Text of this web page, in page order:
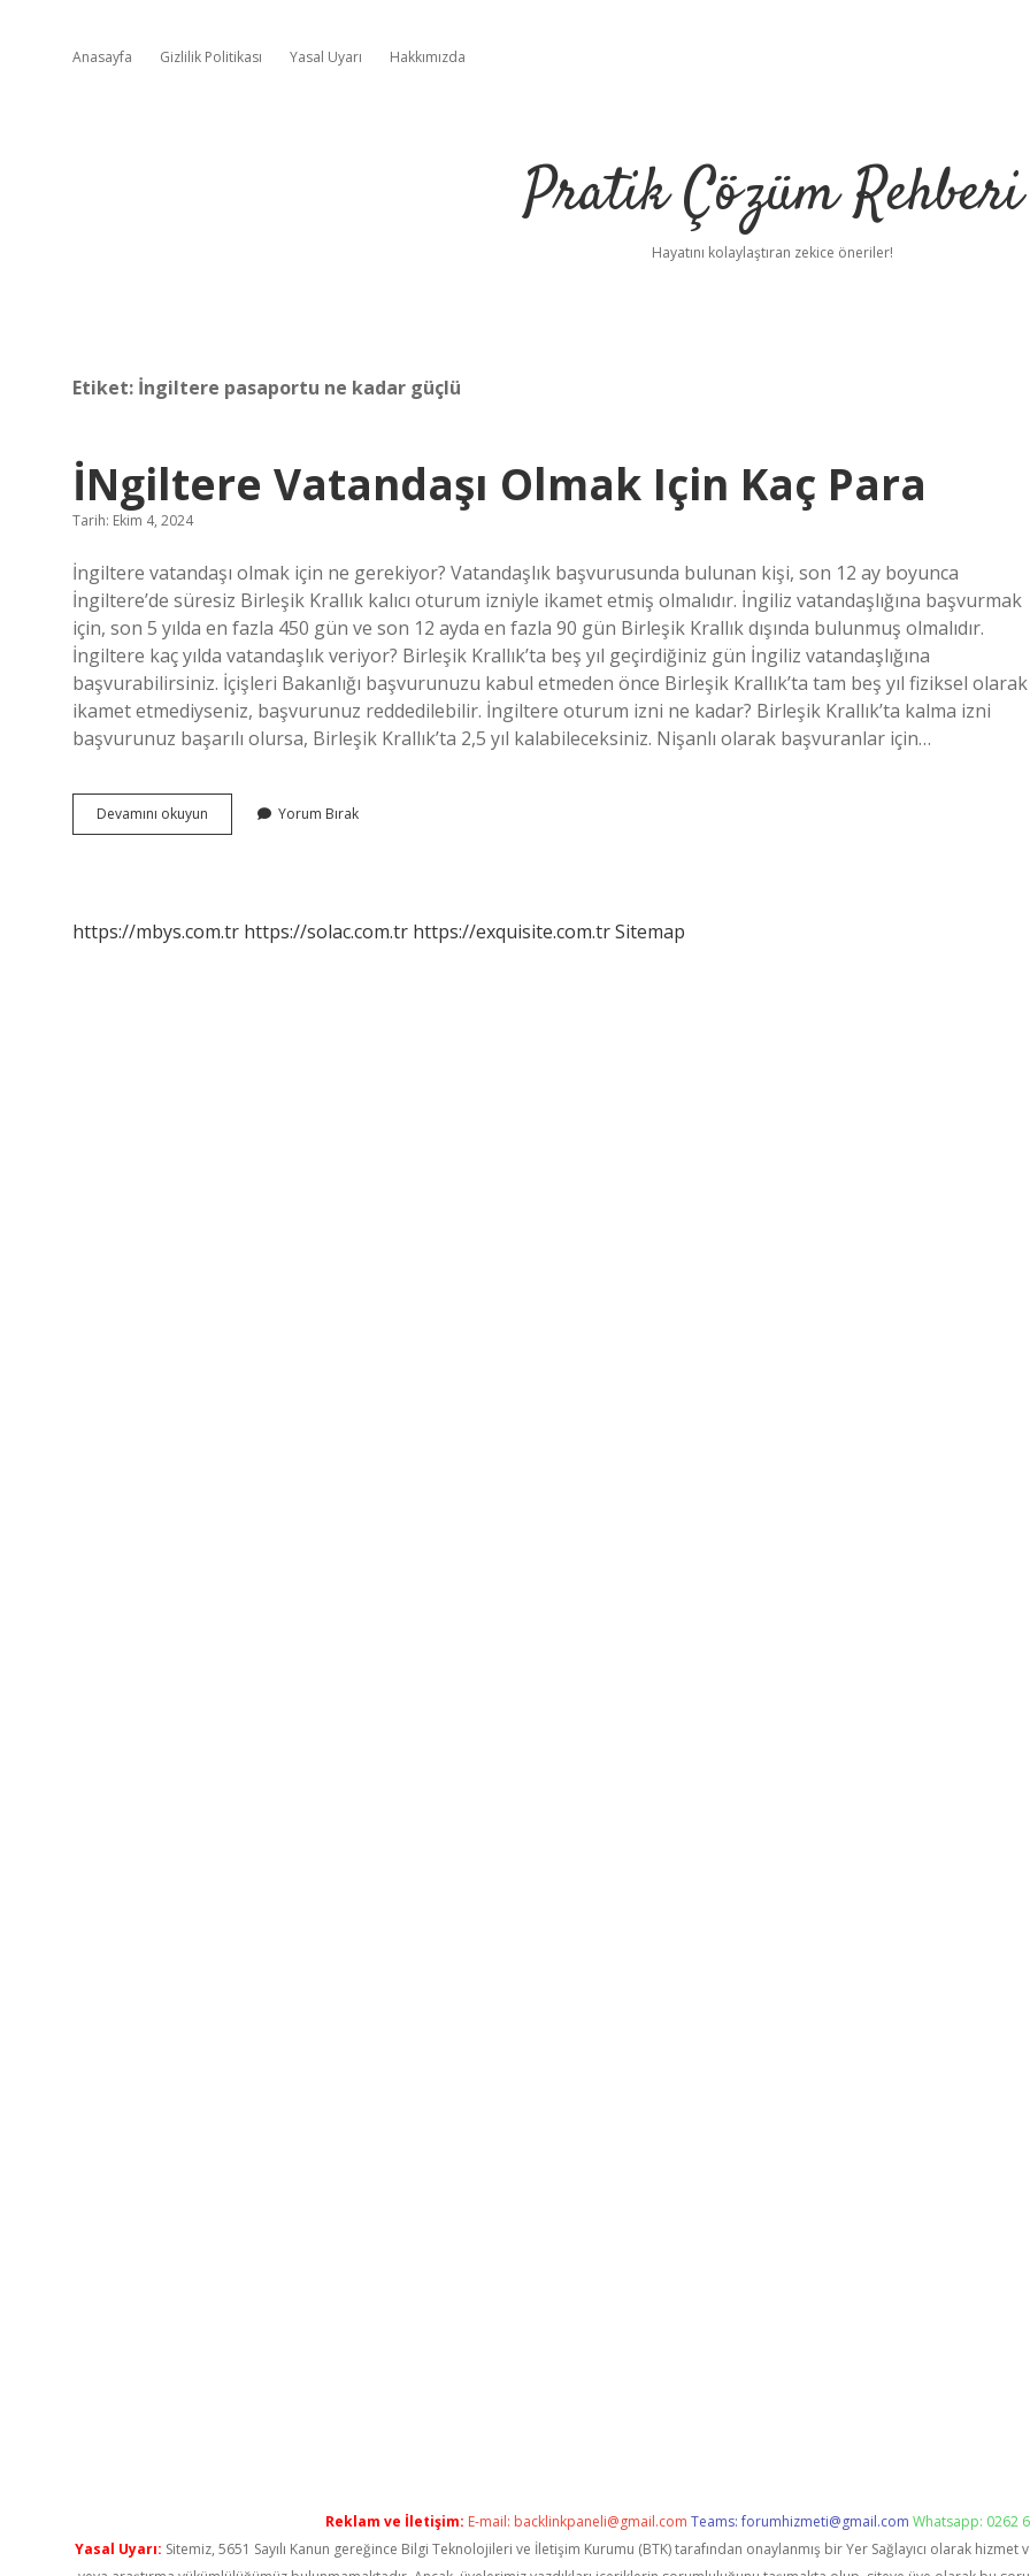
Anasayfa Gizlilik Politikası Yasal Uyarı Hakkımızda
Pratik Çözüm Rehberi
Hayatını kolaylaştıran zekice öneriler!
Etiket: İngiltere pasaportu ne kadar güçlü
İNgiltere Vatandaşı Olmak Için Kaç Para
Tarih: Ekim 4, 2024
İngiltere vatandaşı olmak için ne gerekiyor? Vatandaşlık başvurusunda bulunan kişi, son 12 ay boyunca
İngiltere’de süresiz Birleşik Krallık kalıcı oturum izniyle ikamet etmiş olmalıdır. İngiliz vatandaşlığına başvurmak
için, son 5 yılda en fazla 450 gün ve son 12 ayda en fazla 90 gün Birleşik Krallık dışında bulunmuş olmalıdır.
İngiltere kaç yılda vatandaşlık veriyor? Birleşik Krallık’ta beş yıl geçirdiğiniz gün İngiliz vatandaşlığına
başvurabilirsiniz. İçişleri Bakanlığı başvurunuzu kabul etmeden önce Birleşik Krallık’ta tam beş yıl fiziksel olarak
ikamet etmediyseniz, başvurunuz reddedilebilir. İngiltere oturum izni ne kadar? Birleşik Krallık’ta kalma izni
başvurunuz başarılı olursa, Birleşik Krallık’ta 2,5 yıl kalabileceksiniz. Nişanlı olarak başvuranlar için…
Devamını okuyun İNgiltere
Vatandaşı
Yorum Bırak
https://mbys.com.tr https://solac.com.tr https://exquisite.com.trSitemap
Reklam ve İletişim: E-mail: backlinkpaneli@gmail.com Teams:forumhizmeti@gmail.com Whatsapp: 0262
Yasal Uyarı: Sitemiz, 5651 Sayılı Kanun gereğince Bilgi Teknolojileri ve İletişim Kurumu (BTK) tarafından onaylanmış bir Yer Sağlayıcı olarak